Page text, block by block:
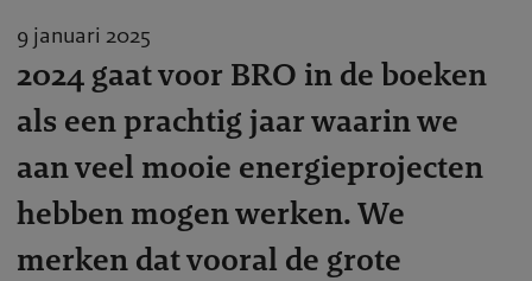
9 januari 2025
2024 gaat voor BRO in de boeken
als een prachtig jaar waarin we
aan veel mooie energieprojecten
hebben mogen werken. We
merken dat vooral de grote